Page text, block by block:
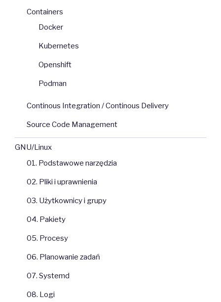
Containers
Docker
Kubernetes
Openshift
Podman
Continous Integration / Continous Delivery
Source Code Management
GNU/Linux
01. Podstawowe narzędzia
02. Pliki i uprawnienia
03. Użytkownicy i grupy
04. Pakiety
05. Procesy
06. Planowanie zadań
07. Systemd
08. Logi